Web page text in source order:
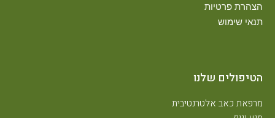
הצהרת פרטיות
תנאי שימוש
הטיפולים שלנו
מרפאת כאב אלטרנטיבית